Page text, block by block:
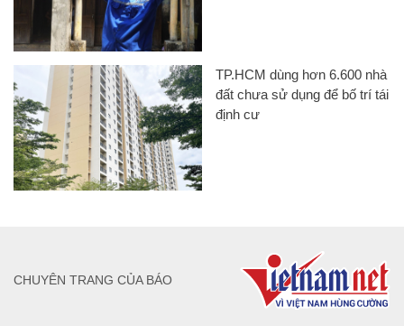
TP.HCM dùng hơn 6.600 nhà
đất chưa sử dụng để bố trí tái
định cư
CHUYÊN TRANG CỦA BÁO